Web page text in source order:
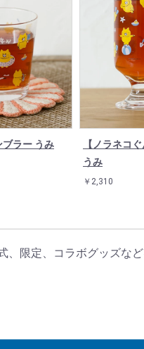
ブラー うみ
【ノラネコ
うみ
￥2,310
、限定、コラボグッズな